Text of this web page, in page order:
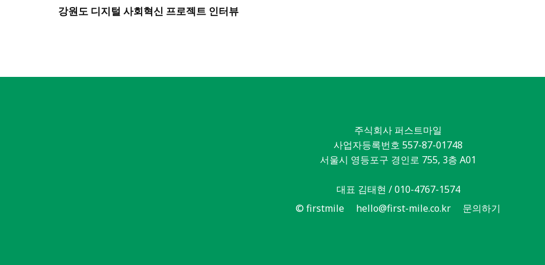
강원도 디지털 사회혁신 프로젝트 인터뷰
주식회사 퍼스트마일
사업자등록번호 557-87-01748
서울시 영등포구 경인로 755, 3층 A01
대표 김태현 / 010-4767-1574
© firstmile
hello@first-mile.co.kr 문의하기